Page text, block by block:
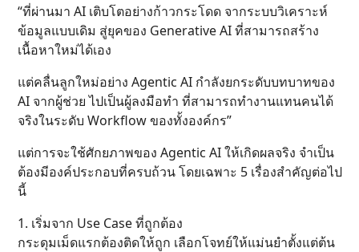
“ที่ผ่านมา AI เติบโตอย่างก้าวกระโดด จากระบบวิเคราะห์
ข้อมูลแบบเดิม สู่ยุคของ Generative AI ที่สามารถสร้าง
เนื้อหาใหม่ได้เอง
แต่คลื่นลูกใหม่อย่าง Agentic AI กำลังยกระดับบทบาทของ
AI จากผู้ช่วย ไปเป็นผู้ลงมือทำ ที่สามารถทำงานแทนคนได้
จริงในระดับ Workflow ของทั้งองค์กร”
แต่การจะใช้ศักยภาพของ Agentic AI ให้เกิดผลจริง จำเป็น
ต้องมีองค์ประกอบที่ครบถ้วน โดยเฉพาะ 5 เรื่องสำคัญต่อไป
นี้
1. เริ่มจาก Use Case ที่ถูกต้อง
กระดุมเม็ดแรกต้องติดให้ถูก เลือกโจทย์ให้แม่นยำตั้งแต่ต้น